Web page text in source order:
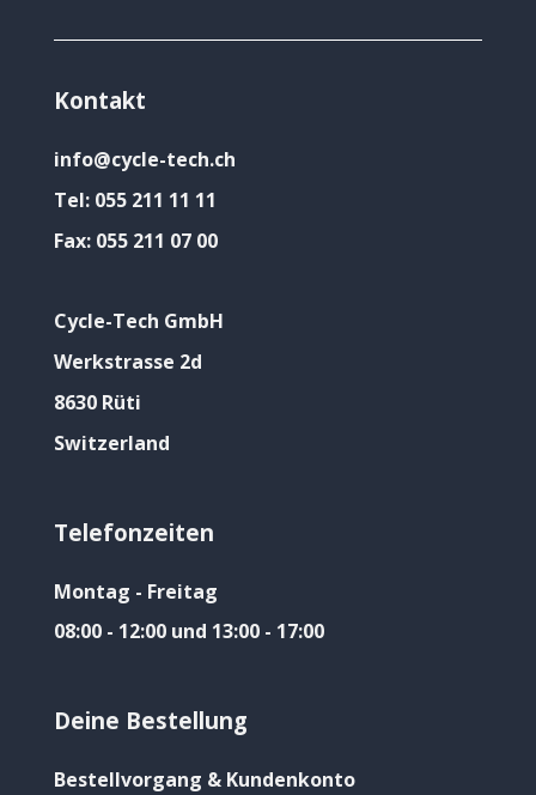
Kontakt
info@cycle-tech.ch
Tel: 055 211 11 11
Fax: 055 211 07 00
Cycle-Tech GmbH
Werkstrasse 2d
8630 Rüti
Switzerland
Telefonzeiten
Montag - Freitag
08:00 - 12:00 und 13:00 - 17:00
Deine Bestellung
Bestellvorgang & Kundenkonto